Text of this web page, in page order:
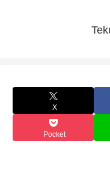
X
Pocket